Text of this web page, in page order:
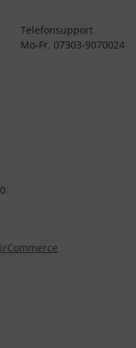
Telefonsupport
Mo-Fr. 07303-9070024